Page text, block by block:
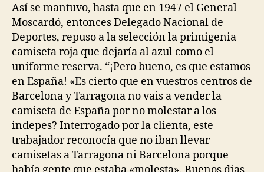
Así se mantuvo, hasta que en 1947 el General
Moscardó, entonces Delegado Nacional de
Deportes, repuso a la selección la primigenia
camiseta roja que dejaría al azul como el
uniforme reserva. “¡Pero bueno, es que estamos
en España! «Es cierto que en vuestros centros de
Barcelona y Tarragona no vais a vender la
camiseta de España por no molestar a los
indepes? Interrogado por la clienta, este
trabajador reconocía que no iban llevar
camisetas a Tarragona ni Barcelona porque